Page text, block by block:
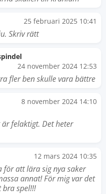
25 februari 2025 10:41
Skriv rätt
24 november 2024 12:53
fler ben skulle vara bättre
8 november 2024 14:10
felaktigt. Det heter
12 mars 2024 10:35
för att lära sig nya saker
annat! För mig var det
spel!!!